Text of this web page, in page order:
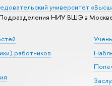
университет
НИУ ВШЭ в Москве
работников